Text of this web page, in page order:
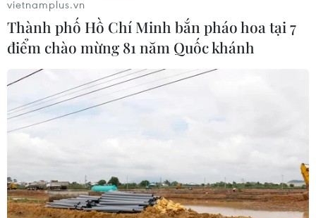
Thừa Thiên-Huế: Xác định nguyên nhân 2
vợ chồng tự thiêu bằng xăng
04/08/2021 09:47
Lực lượng công an đã xác định nguyên nhân vụ hỏa
hoạn làm hai vợ chồng tử vong, xảy ra tại số nhà 80
vietnamplus.vn
Thành phố Hồ Chí Minh bắn pháo hoa tại 7
điểm chào mừng 81 năm Quốc khánh